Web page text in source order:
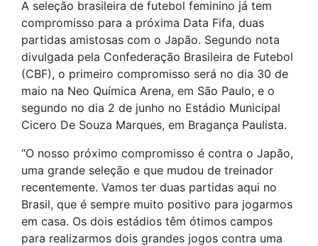
A seleção brasileira de futebol feminino já tem
compromisso para a próxima Data Fifa, duas
partidas amistosas com o Japão. Segundo nota
divulgada pela Confederação Brasileira de Futebol
(CBF), o primeiro compromisso será no dia 30 de
maio na Neo Química Arena, em São Paulo, e o
segundo no dia 2 de junho no Estádio Municipal
Cicero De Souza Marques, em Bragança Paulista.
“O nosso próximo compromisso é contra o Japão,
uma grande seleção e que mudou de treinador
recentemente. Vamos ter duas partidas aqui no
Brasil, que é sempre muito positivo para jogarmos
em casa. Os dois estádios têm ótimos campos
para realizarmos dois grandes jogos contra uma